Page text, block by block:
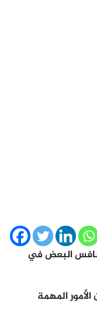
البعض في
المهمة